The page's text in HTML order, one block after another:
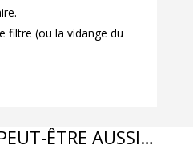
filtre (ou la vidange du
ÊTRE AUSSI…